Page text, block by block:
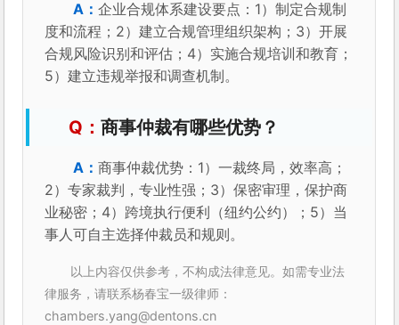
企业合规体系建设要点：1）制定合规制
度和流程；2）建立合规管理组织架构；3）开展
合规风险识别和评估；4）实施合规培训和教育；
5）建立违规举报和调查机制。
商事仲裁有哪些优势？
商事仲裁优势：1）一裁终局，效率高；
2）专家裁判，专业性强；3）保密审理，保护商
业秘密；4）跨境执行便利（纽约公约）；5）当
事人可自主选择仲裁员和规则。
以上内容仅供参考，不构成法律意见。如需专业法
律服务，请联系杨春宝一级律师：
chambers.yang@dentons.cn